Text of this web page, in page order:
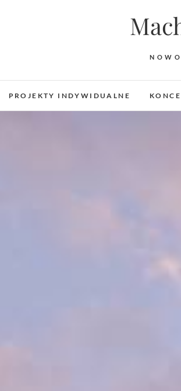
PROJEKTY INDYWIDUALNE